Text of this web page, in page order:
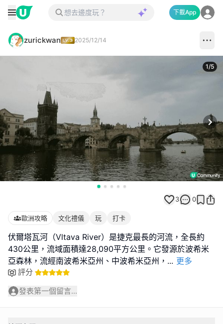
下載App
zurickwan 2025/12/14
1/5
3 0
歐洲攻略 文化禮儀 玩 打卡
伏爾塔瓦河（Vltava River）是捷克最長的河流，全長約
430公里，流域面積達28,090平方公里。它發源於波希米
亞森林，流經南波希米亞州、中波希米亞州， ... 更多
評分
發表第一個留言...